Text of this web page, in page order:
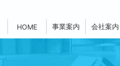
HOME 事業案内 会社案内